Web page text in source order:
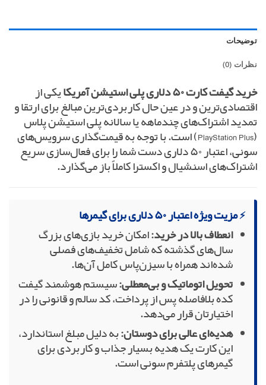
توضیحات
نظرات (0)
خرید گیفت کارت ۵۰ دلاری پلی استیشن آمریکا
یکی از
اقتصادی‌ترین و در عین حال کاربردی‌ترین مبالغ برای ارتقا و
تمدید اشتراک‌های چندماهه یا سالانه پلی استیشن پلاس
(PlayStation Plus) است. با توجه به قیمت‌گذاری سرویس‌های
سونی، اعتبار ۵۰ دلاری دست شما را برای فعال‌سازی سریع
اشتراک‌های اسنشیال و اکسترا کاملاً باز می‌گذارد.
⚡ مزیت ویژه اعتبار ۵۰ دلاری برای گیمرها
انعطاف بالا در خرید:امکان خرید بازی‌های بزرگ
سال‌های گذشته که شامل تخفیف‌های فصلی
شده‌اند همراه با سیزن‌پاس کامل آن‌ها.
تحویل اتوماتیک و بی‌معطلی:سیستم هوشمند گیفت
کده بلافاصله پس از پرداخت، کد سالم و قانونی را در
اختیارتان قرار می‌دهد.
هدیه‌ای عالی برای دوستان:به دلیل مبلغ استاندارد،
این کارت یک هدیه بسیار جذاب و کاربردی برای
گیمرهای پلتفرم سونی است.